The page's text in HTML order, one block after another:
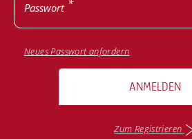
Passwort
Neues Passwort anfordern
ANMELDEN
Zum Registrieren